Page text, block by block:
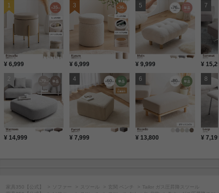
¥ 6,999
¥ 14,999
¥ 6,999
¥ 7,999
¥ 9,999
¥ 13,800
¥
¥
家具350【公式】 ソファー スツール 玄関 ベンチ
Tailor ガス圧昇降スツール